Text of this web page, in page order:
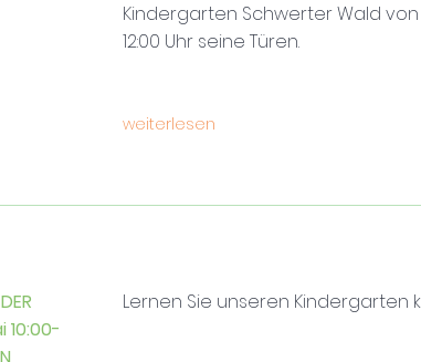
Kindergarten Schwerter Wald von
12:00 Uhr seine Türen.
weiterlesen
10:00-
Lernen Sie unseren Kindergarten